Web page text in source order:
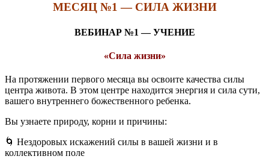
МЕСЯЦ №1 — СИЛА ЖИЗНИ
ВЕБИНАР №1 — УЧЕНИЕ
«Сила жизни»
На протяжении первого месяца вы освоите качества силы
центра живота. В этом центре находится энергия и сила сути,
вашего внутреннего божественного ребенка.
Вы узнаете природу, корни и причины:
🌀 Нездоровых искажений силы в вашей жизни и в
коллективном поле